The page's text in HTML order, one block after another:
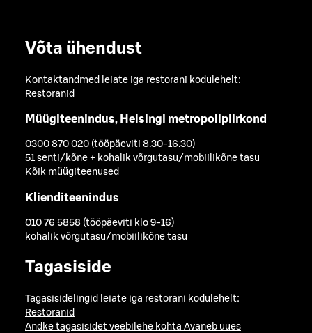
Võta ühendust
Kontaktandmed leiate iga restorani kodulehelt:
Restoranid
Müügiteenindus, Helsingi metropolipiirkond
0300 870 020 (tööpäeviti 8.30-16.30)
51 senti/kõne + kohalik võrgutasu/mobiilikõne tasu
Kõik müügiteenused
Klienditeenindus
010 76 5858 (tööpäeviti klo 9-16)
kohalik võrgutasu/mobiilikõne tasu
Tagasiside
Tagasisidelingid leiate iga restorani kodulehelt:
Restoranid
Andke tagasisidet veebilehe kohta Avaneb uues